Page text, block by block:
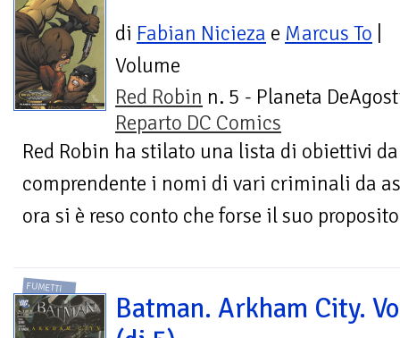
di Fabian Nicieza e Marcus To
Volume
Red Robin n. 5 - Planeta
Reparto DC Comics
Red Robin ha stilato una lista di obiettivi
comprendente i nomi di vari criminali da
ora si è reso conto che forse il suo
FUMETTI
Batman. Arkham City.